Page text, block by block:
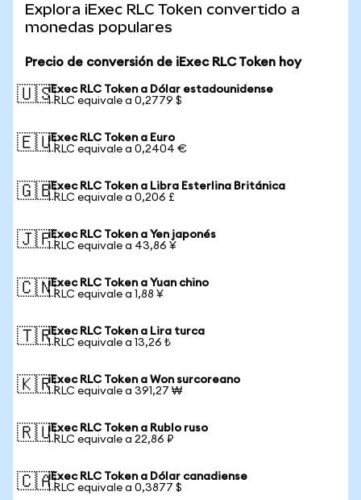
Explora iExec RLC Token convertido a
monedas populares
Precio de conversión de iExec RLC Token hoy
🇺🇸iExec RLC Token a Dólar estadounidense
1 RLC equivale a 0,2779 $
🇪🇺iExec RLC Token a Euro
1 RLC equivale a 0,2404 €
🇬🇧iExec RLC Token a Libra Esterlina Británica
1 RLC equivale a 0,206 £
🇯🇵iExec RLC Token a Yen japonés
1 RLC equivale a 43,86 ¥
🇨🇳iExec RLC Token a Yuan chino
1 RLC equivale a 1,88 ¥
🇹🇷iExec RLC Token a Lira turca
1 RLC equivale a 13,26 ₺
🇰🇷iExec RLC Token a Won surcoreano
1 RLC equivale a 391,27 ₩
🇷🇺iExec RLC Token a Rublo ruso
1 RLC equivale a 22,86 ₽
🇨🇦iExec RLC Token a Dólar canadiense
1 RLC equivale a 0,3877 $